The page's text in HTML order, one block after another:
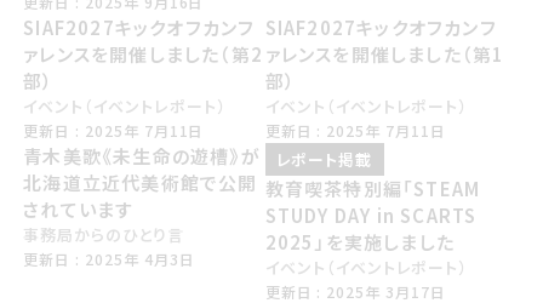
SIAF2027キックオフカンフ
ァレンスを開催しました（第2
部）
イベント（イベントレポート）
こうしんび 2025年 しちがつ11日
更新日 : 2025年 7月11日
SIAF2027キックオフカンフ
ァレンスを開催しました（第1
部）
イベント（イベントレポート）
こうしんび 2025年 しちがつ11日
更新日 : 2025年 7月11日
青木美歌《未生命の遊槽》が
北海道立近代美術館で公開
されています
事務局からのひとり言
こうしんび 2025年 しがつ3日
更新日 : 2025年 4月3日
レポート掲載
教育喫茶特別編「STEAM
STUDY DAY in SCARTS
2025」を実施しました
イベント（イベントレポート）
こうしんび 2025年 さんがつ17日
更新日 : 2025年 3月17日